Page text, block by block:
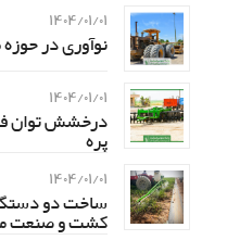
۱۴۰۴/۰۱/۰۱
نوآوری در
۱۴۰۴/۰۱/۰۱
پره
۱۴۰۴/۰۱/۰۱
کشت و صنعت